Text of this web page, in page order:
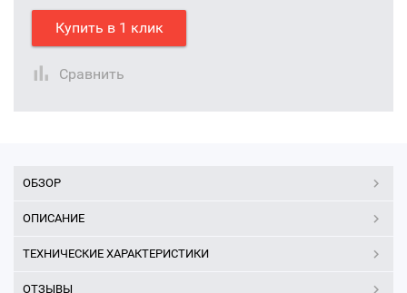
Купить в 1 клик
Сравнить
ОБЗОР
ОПИСАНИЕ
ТЕХНИЧЕСКИЕ ХАРАКТЕРИСТИКИ
ОТЗЫВЫ